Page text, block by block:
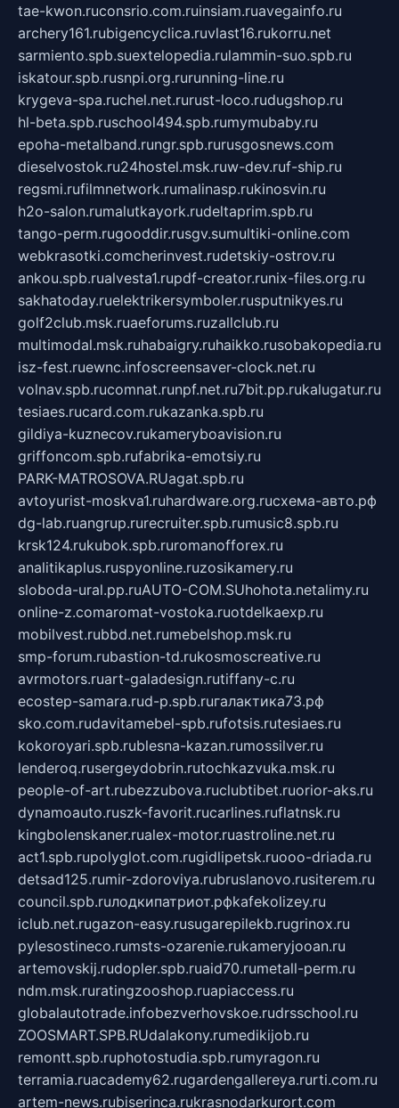
tae-kwon.ruconsrio.com.ruinsiam.ruavegainfo.ru
archery161.rubigencyclica.ruvlast16.rukorru.net
sarmiento.spb.suextelopedia.rulammin-suo.spb.ru
iskatour.spb.rusnpi.org.rurunning-line.ru
krygeva-spa.ruchel.net.rurust-loco.rudugshop.ru
hl-beta.spb.ruschool494.spb.rumymubaby.ru
epoha-metalband.rungr.spb.rurusgosnews.com
dieselvostok.ru24hostel.msk.ruw-dev.ruf-ship.ru
regsmi.rufilmnetwork.rumalinasp.rukinosvin.ru
h2o-salon.rumalutkayork.rudeltaprim.spb.ru
tango-perm.rugooddir.rusgv.sumultiki-online.com
webkrasotki.comcherinvest.rudetskiy-ostrov.ru
ankou.spb.rualvesta1.rupdf-creator.runix-files.org.ru
sakhatoday.ruelektrikersymboler.rusputnikyes.ru
golf2club.msk.ruaeforums.ruzallclub.ru
multimodal.msk.ruhabaigry.ruhaikko.rusobakopedia.ru
isz-fest.ruewnc.infoscreensaver-clock.net.ru
volnav.spb.rucomnat.runpf.net.ru7bit.pp.rukalugatur.ru
tesiaes.rucard.com.rukazanka.spb.ru
gildiya-kuznecov.rukameryboavision.ru
griffoncom.spb.rufabrika-emotsiy.ru
PARK-MATROSOVA.RUagat.spb.ru
avtoyurist-moskva1.ruhardware.org.ruсхема-авто.рф
dg-lab.ruangrup.rurecruiter.spb.rumusic8.spb.ru
krsk124.rukubok.spb.ruromanofforex.ru
analitikaplus.ruspyonline.ruzosikamery.ru
sloboda-ural.pp.ruAUTO-COM.SUhohota.netalimy.ru
online-z.comaromat-vostoka.ruotdelkaexp.ru
mobilvest.rubbd.net.rumebelshop.msk.ru
smp-forum.rubastion-td.rukosmoscreative.ru
avrmotors.ruart-galadesign.rutiffany-c.ru
ecostep-samara.rud-p.spb.ruгалактика73.рф
sko.com.rudavitamebel-spb.rufotsis.rutesiaes.ru
kokoroyari.spb.rublesna-kazan.rumossilver.ru
lenderoq.rusergeydobrin.rutochkazvuka.msk.ru
people-of-art.rubezzubova.ruclubtibet.ruorior-aks.ru
dynamoauto.ruszk-favorit.rucarlines.ruflatnsk.ru
kingbolenskaner.rualex-motor.ruastroline.net.ru
act1.spb.rupolyglot.com.rugidlipetsk.ruooo-driada.ru
detsad125.rumir-zdoroviya.rubruslanovo.rusiterem.ru
council.spb.ruлодкипатриот.рфkafekolizey.ru
iclub.net.rugazon-easy.rusugarepilekb.rugrinox.ru
pylesostineco.rumsts-ozarenie.rukameryjooan.ru
artemovskij.rudopler.spb.ruaid70.rumetall-perm.ru
ndm.msk.ruratingzooshop.ruapiaccess.ru
globalautotrade.infobezverhovskoe.rudrsschool.ru
ZOOSMART.SPB.RUdalakony.rumedikijob.ru
remontt.spb.ruphotostudia.spb.rumyragon.ru
terramia.ruacademy62.rugardengallereya.rurti.com.ru
artem-news.rubiserinca.rukrasnodarkurort.com